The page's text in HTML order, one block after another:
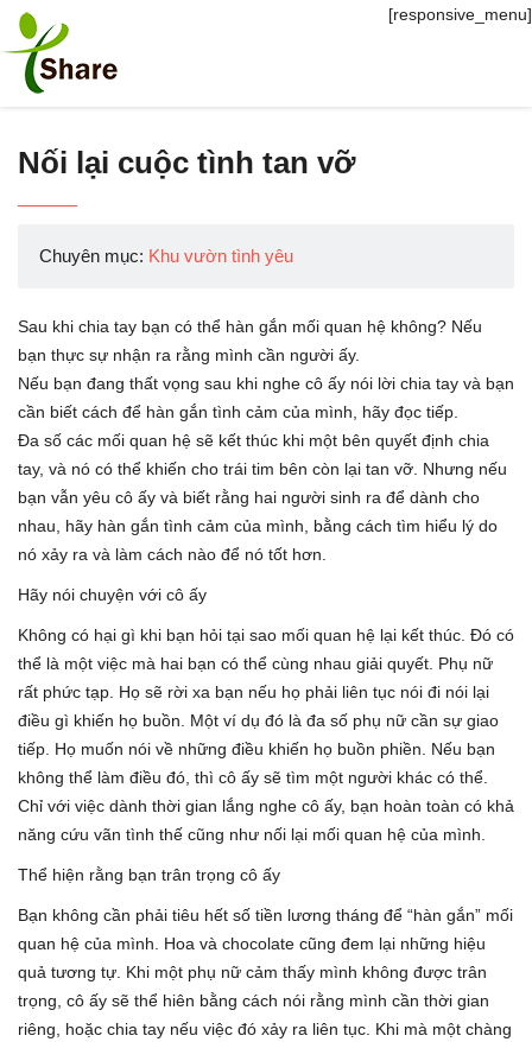
[responsive_menu]
Nối lại cuộc tình tan vỡ
Chuyên mục: Khu vườn tình yêu
Sau khi chia tay bạn có thể hàn gắn mối quan hệ không? Nếu
bạn thực sự nhận ra rằng mình cần người ấy.
Nếu bạn đang thất vọng sau khi nghe cô ấy nói lời chia tay và bạn
cần biết cách để hàn gắn tình cảm của mình, hãy đọc tiếp.
Đa số các mối quan hệ sẽ kết thúc khi một bên quyết định chia
tay, và nó có thể khiến cho trái tim bên còn lại tan vỡ. Nhưng nếu
bạn vẫn yêu cô ấy và biết rằng hai người sinh ra để dành cho
nhau, hãy hàn gắn tình cảm của mình, bằng cách tìm hiểu lý do
nó xảy ra và làm cách nào để nó tốt hơn.
Hãy nói chuyện với cô ấy
Không có hại gì khi bạn hỏi tại sao mối quan hệ lại kết thúc. Đó có
thể là một việc mà hai bạn có thể cùng nhau giải quyết. Phụ nữ
rất phức tạp. Họ sẽ rời xa bạn nếu họ phải liên tục nói đi nói lại
điều gì khiến họ buồn. Một ví dụ đó là đa số phụ nữ cần sự giao
tiếp. Họ muốn nói về những điều khiến họ buồn phiền. Nếu bạn
không thể làm điều đó, thì cô ấy sẽ tìm một người khác có thể.
Chỉ với việc dành thời gian lắng nghe cô ấy, bạn hoàn toàn có khả
năng cứu vãn tình thế cũng như nối lại mối quan hệ của mình.
Thể hiện rằng bạn trân trọng cô ấy
Bạn không cần phải tiêu hết số tiền lương tháng để “hàn gắn” mối
quan hệ của mình. Hoa và chocolate cũng đem lại những hiệu
quả tương tự. Khi một phụ nữ cảm thấy mình không được trân
trọng, cô ấy sẽ thể hiên bằng cách nói rằng mình cần thời gian
riêng, hoặc chia tay nếu việc đó xảy ra liên tục. Khi mà một chàng